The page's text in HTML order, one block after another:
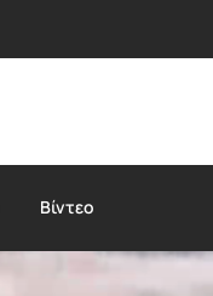
Βίντεο